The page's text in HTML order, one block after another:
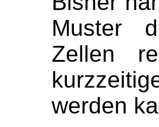
Muster
Zellen
werden